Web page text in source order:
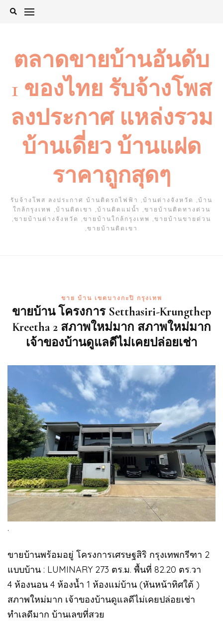
Skip
ตลาดขายบ้านอันดับ
1 ของไทย รับจ้างโพส
ลงประกาศ แหล่งรวม
บ้านเดี่ยว บ้านแฝด
ราคาถูกสุดๆ
รับจ้างโพส ลงประกาศ บ้านติดรถไฟฟ้า ,บ้านต่างจังหวัด ,บ้าน
ใกล้กรุงเทพ ,บ้านติดเขา ,บ้านติดแม่น้ำ ,ขายบ้านติดทางด่วน
,ขายบ้านต่างจังหวัด ,ขายบ้านใกล้กรุงเทพ ,ขายบ้านขายด่วน
,ขายบ้านติดเขา
ขาย บ้าน เขตบางกะปิ กรุงเทพ
ขายบ้าน โครงการ Setthasiri-Krungthep
Kreetha 2 สภาพใหม่มาก สภาพใหม่มาก
เจ้าของบ้านดูแลดีไม่เคยปล่อยเช่า
.
ขายบ้านพร้อมอยู่ โครงการเศรษฐสิริ กรุงเทพกรีฑา 2
แบบบ้าน : LUMINARY 273 ตร.ม. พื้นที่ 82.20 ตร.วา
4 ห้องนอน 4 ห้องน้ำ 1 ห้องแม่บ้าน (หันหน้าทิศใต้ )
สภาพใหม่มาก เจ้าของบ้านดูแลดีไม่เคยปล่อยเช่า
ทำเลดีมาก บ้านเลขที่สวย